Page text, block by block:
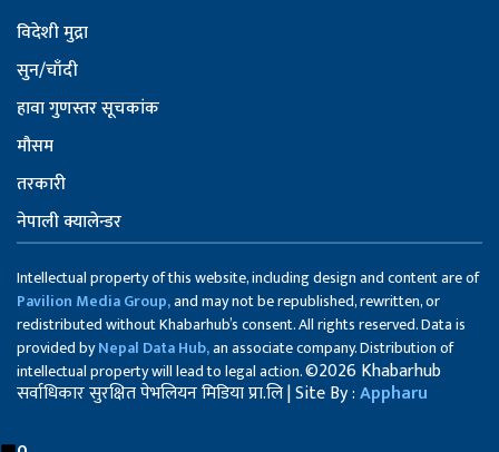
विदेशी मुद्रा
सुन/चाँदी
हावा गुणस्तर सूचकांक
मौसम
तरकारी
नेपाली क्यालेन्डर
Intellectual property of this website, including design and content are of
Pavilion Media Group,and may not be republished, rewritten, or
redistributed without Khabarhub’s consent. All rights reserved. Data is
provided byNepal Data Hub,an associate company. Distribution of
intellectual property will lead to legal action.©2026 Khabarhub
सर्वाधिकार सुरक्षित पेभलियन मिडिया प्रा.लि | Site By :Appharu